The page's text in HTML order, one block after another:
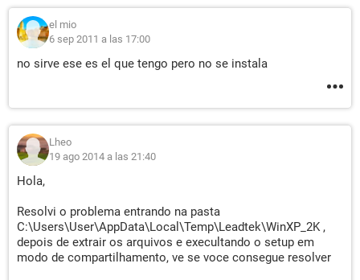
el mio
6 sep 2011 a las 17:00
no sirve ese es el que tengo pero no se instala
Lheo
19 ago 2014 a las 21:40
Hola,
Resolvi o problema entrando na pasta
C:\Users\User\AppData\Local\Temp\Leadtek\WinXP_2K ,
depois de extrair os arquivos e execultando o setup em
modo de compartilhamento, ve se voce consegue resolver